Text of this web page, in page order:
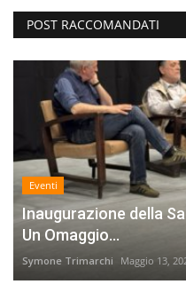
POST RACCOMANDATI
Eventi
Inaugurazione della
Un Omaggio...
Symone Trimarchi Maggio 13,